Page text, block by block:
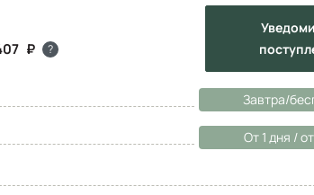
?
Завтра/
От 1 дня /